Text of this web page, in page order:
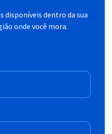
disponíveis dentro da sua
onde você mora.